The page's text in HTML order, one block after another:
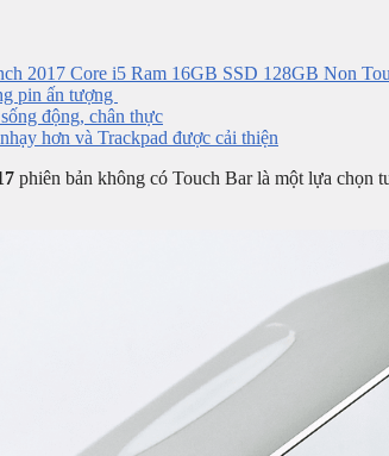
2017 Core i5 Ram 16GB SSD 128GB Non
pin ấn tượng
động, chân thực
hơn và Trackpad được cải thiện
phiên bản không có Touch Bar là một lựa chọn